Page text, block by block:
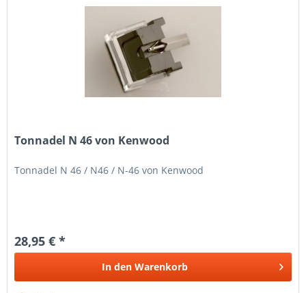
Tonnadel N 46 von Kenwood
Tonnadel N 46 / N46 / N-46 von Kenwood
28,95 € *
In den Warenkorb